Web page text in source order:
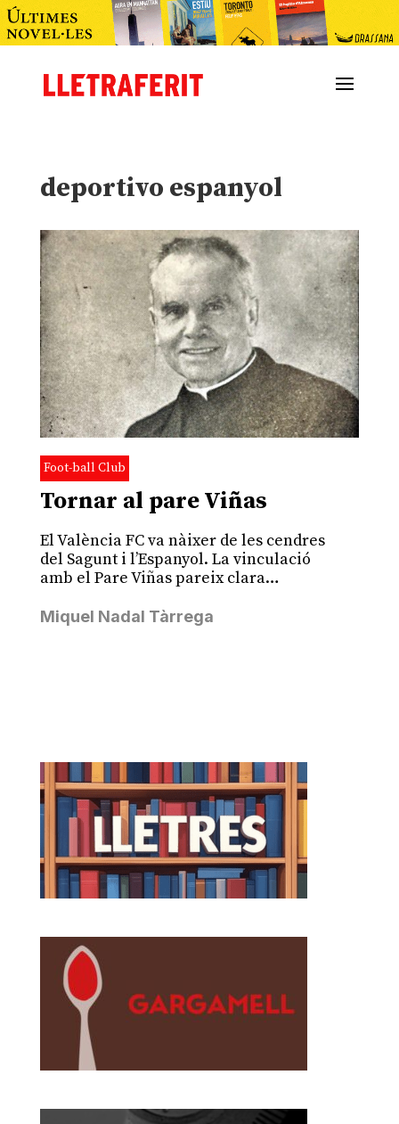
deportivo espanyol
Foot-ball Club
Tornar al pare Viñas
El València FC va nàixer de les cendres
del Sagunt i l’Espanyol. La vinculació
amb el Pare Viñas pareix clara…
Miquel Nadal Tàrrega